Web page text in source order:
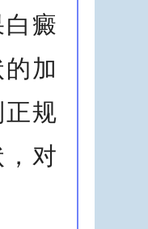
癜
加
规
对